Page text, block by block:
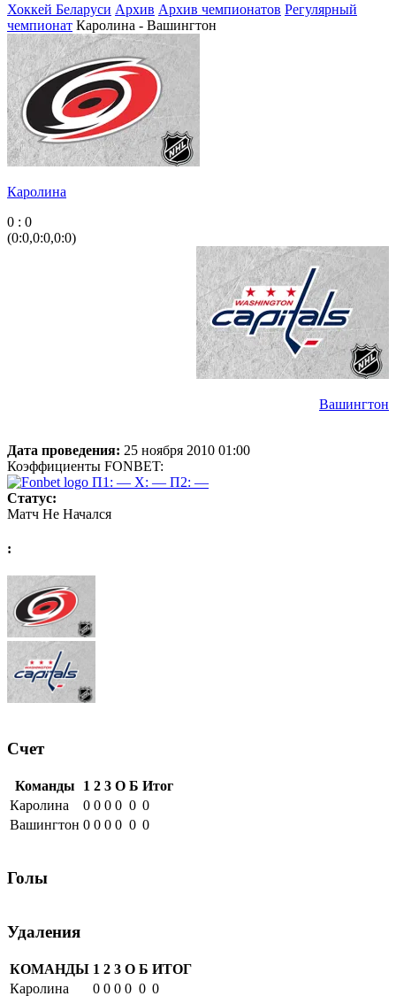
Хоккей Беларуси Архив Архив чемпионатов Регулярный
чемпионат Каролина - Вашингтон
Каролина
0 : 0
(0:0,0:0,0:0)
Вашингтон
Дата проведения: 25 ноября 2010 01:00
Коэффициенты FONBET:
П1: — X: — П2: —
Статус:
Матч Не Начался
:
Счет
Команды 1 2 3 О Б Итог
Каролина
0 0 0 0 0 0
Вашингтон 0 0 0 0 0 0
Голы
Удаления
КОМАНДЫ 1 2 3 О Б ИТОГ
Каролина
0 0 0 0 0 0